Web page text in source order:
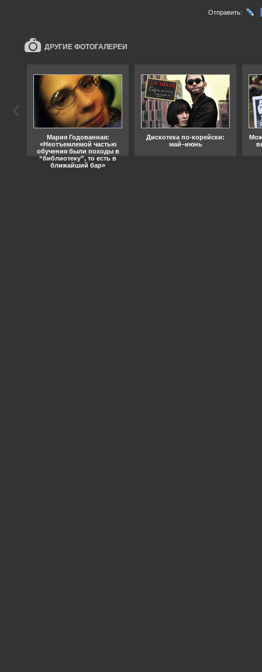
Отправить:
ДРУГИЕ ФОТОГАЛЕРЕИ
Мария Годованная:
«Неотъемлемой частью
обучения были походы в
“библиотеку”, то есть в
ближайший бар»
Дискотека по-корейски:
май–июнь